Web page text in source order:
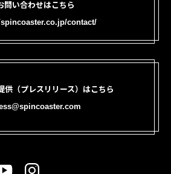
問い合わせはこちら
contact/
供（プレスリリース）はこちら